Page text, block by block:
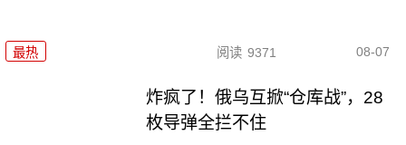
最热 阅读 9371 08-07
炸疯了！俄乌互掀“仓库战”，28
枚导弹全拦不住